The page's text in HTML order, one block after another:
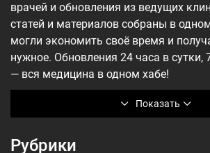
Показать
врачей и обновления из ведущих
статей и материалов собраны в
могли экономить своё время и
нужное. Обновления 24 часа в сутки,
— вся медицина в одном хабе!
Рубрики